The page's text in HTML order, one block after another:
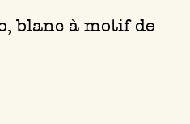
blanc à motif de